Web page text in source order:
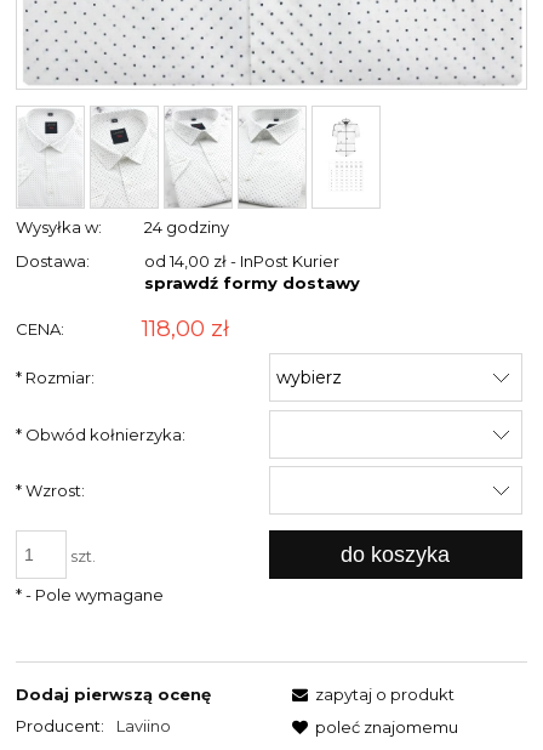
Wysyłka w:
24 godziny
Dostawa:
od 14,00 zł - InPost Kurier
sprawdź formy dostawy
CENA: 118,00 zł
* Rozmiar:
* Obwód kołnierzyka:
*Wzrost:
szt. do koszyka
*- Pole wymagane
Dodaj pierwszą ocenę
Producent:
Laviino
zapytaj o produkt
poleć znajomemu